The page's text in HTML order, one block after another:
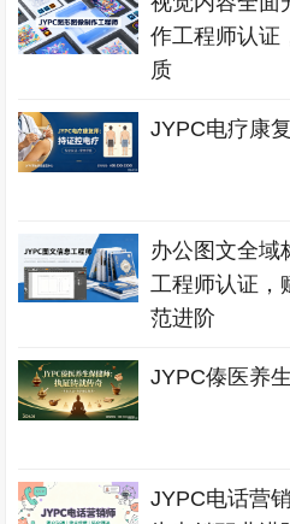
作工程师认证
质
JYPC电疗康
办公图文全域
工程师认证，
范进阶
JYPC傣医养
JYPC电话营